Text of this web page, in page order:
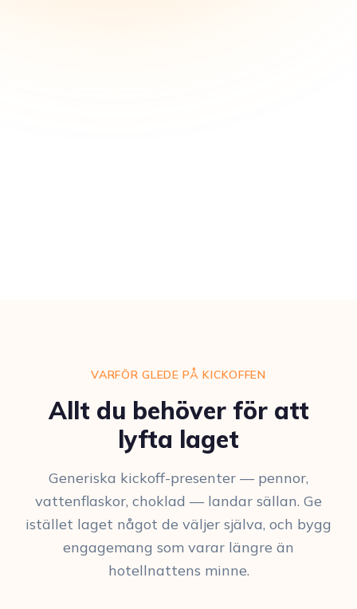
VARFÖR GLEDE PÅ KICKOFFEN
Allt du behöver för att
lyfta laget
Generiska kickoff-presenter — pennor,
vattenflaskor, choklad — landar sällan. Ge
istället laget något de väljer själva, och bygg
engagemang som varar längre än
hotellnattens minne.